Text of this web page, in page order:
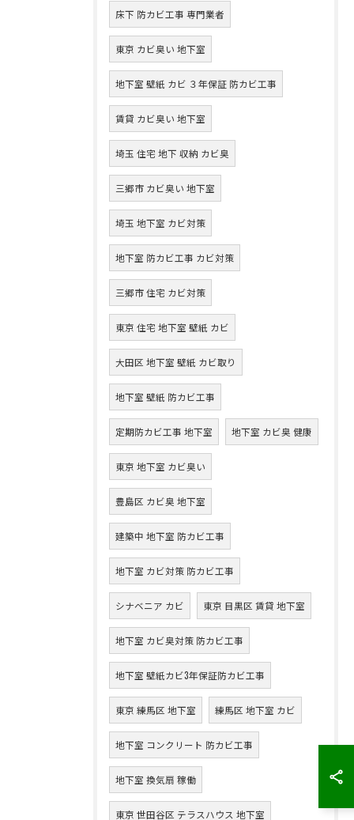
床下 防カビ工事 専門業者
東京 カビ臭い 地下室
地下室 壁紙 カビ ３年保証 防カビ工事
賃貸 カビ臭い 地下室
埼玉 住宅 地下 収納 カビ臭
三郷市 カビ臭い 地下室
埼玉 地下室 カビ対策
地下室 防カビ工事 カビ対策
三郷市 住宅 カビ対策
東京 住宅 地下室 壁紙 カビ
大田区 地下室 壁紙 カビ取り
地下室 壁紙 防カビ工事
定期防カビ工事 地下室 地下室 カビ臭 健康
東京 地下室 カビ臭い
豊島区 カビ臭 地下室
建築中 地下室 防カビ工事
地下室 カビ対策 防カビ工事
シナベニア カビ 東京 目黒区 賃貸 地下室
地下室 カビ臭対策 防カビ工事
地下室 壁紙カビ3年保証防カビ工事
東京 練馬区 地下室 練馬区 地下室 カビ
地下室 コンクリート 防カビ工事
地下室 換気扇 稼働
東京 世田谷区 テラスハウス 地下室